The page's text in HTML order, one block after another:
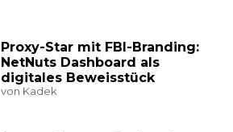
Proxy-Star mit FBI-Branding:
NetNuts Dashboard als
digitales Beweisstück
von Kadek